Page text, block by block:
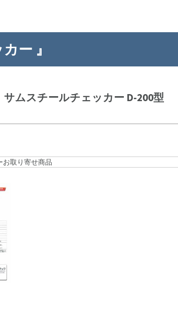
ー 』
ムスチールチェッカー D-200型
お取り寄せ商品